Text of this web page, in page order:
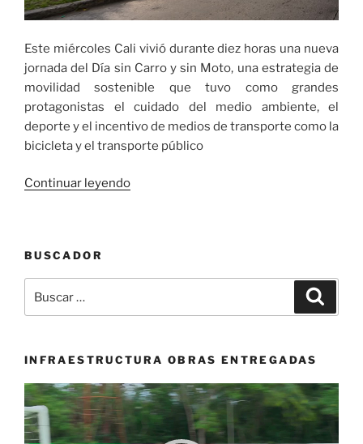
Este miércoles Cali vivió durante diez horas una nueva
jornada del Día sin Carro y sin Moto, una estrategia de
movilidad sostenible que tuvo como grandes
protagonistas el cuidado del medio ambiente, el
deporte y el incentivo de medios de transporte como la
bicicleta y el transporte público
Continuar leyendo«Cali
sin
y
Moto;
entregaron
balance
positivo»
BUSCADOR
por:
INFRAESTRUCTURA OBRAS ENTREGADAS
Reproductor
de
vídeo